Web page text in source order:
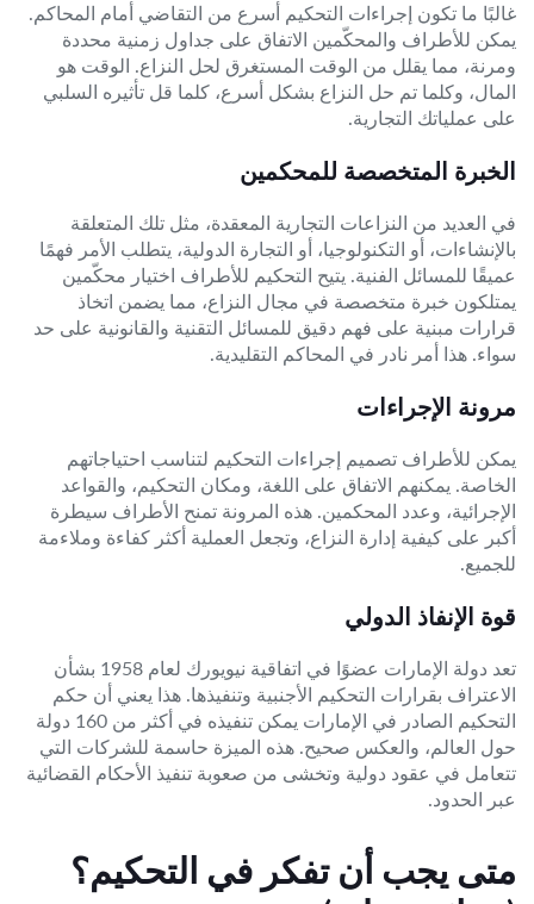
غالبًا ما تكون إجراءات التحكيم أسرع من التقاضي أمام المحاكم.
يمكن للأطراف والمحكّمين الاتفاق على جداول زمنية محددة
ومرنة، مما يقلل من الوقت المستغرق لحل النزاع. الوقت هو
المال، وكلما تم حل النزاع بشكل أسرع، كلما قل تأثيره السلبي
على عملياتك التجارية.
الخبرة المتخصصة للمحكمين
في العديد من النزاعات التجارية المعقدة، مثل تلك المتعلقة
بالإنشاءات، أو التكنولوجيا، أو التجارة الدولية، يتطلب الأمر فهمًا
عميقًا للمسائل الفنية. يتيح التحكيم للأطراف اختيار محكّمين
يمتلكون خبرة متخصصة في مجال النزاع، مما يضمن اتخاذ
قرارات مبنية على فهم دقيق للمسائل التقنية والقانونية على حد
سواء. هذا أمر نادر في المحاكم التقليدية.
مرونة الإجراءات
يمكن للأطراف تصميم إجراءات التحكيم لتناسب احتياجاتهم
الخاصة. يمكنهم الاتفاق على اللغة، ومكان التحكيم، والقواعد
الإجرائية، وعدد المحكمين. هذه المرونة تمنح الأطراف سيطرة
أكبر على كيفية إدارة النزاع، وتجعل العملية أكثر كفاءة وملاءمة
للجميع.
قوة الإنفاذ الدولي
تعد دولة الإمارات عضوًا في اتفاقية نيويورك لعام 1958 بشأن
الاعتراف بقرارات التحكيم الأجنبية وتنفيذها. هذا يعني أن حكم
التحكيم الصادر في الإمارات يمكن تنفيذه في أكثر من 160 دولة
حول العالم، والعكس صحيح. هذه الميزة حاسمة للشركات التي
تتعامل في عقود دولية وتخشى من صعوبة تنفيذ الأحكام القضائية
عبر الحدود.
متى يجب أن تفكر في التحكيم؟